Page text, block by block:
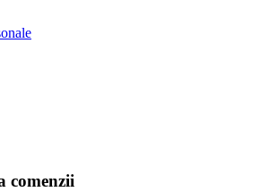
comenzii